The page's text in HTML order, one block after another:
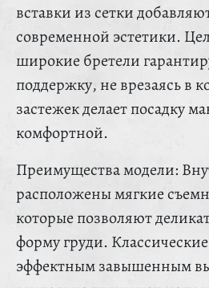
вставки из сетки
современной эстетики.
широкие бретели
поддержку, не врезаясь в
застежек делает посадку
комфортной.
Преимущества модели:
расположены мягкие
которые позволяют
форму груди.
эффектным завышенным